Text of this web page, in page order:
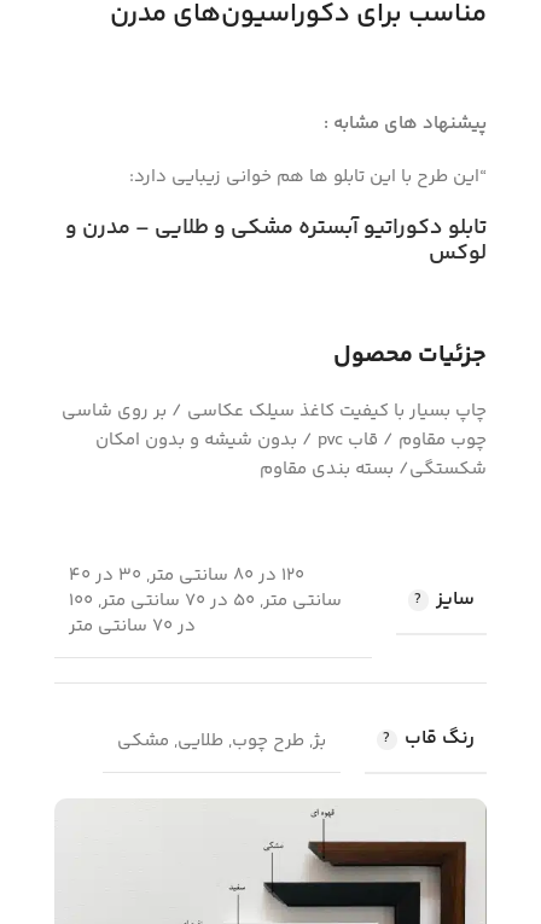
مناسب برای دکوراسیون‌های مدرن
پیشنهاد های مشابه :
“این طرح با این تابلو ها هم خوانی زیبایی دارد:
تابلو دکوراتیو آبستره مشکی و طلایی – مدرن و
لوکس
جزئیات محصول
چاپ بسیار با کیفیت کاغذ سیلک عکاسی / بر روی شاسی
چوب مقاوم / قاب pvc / بدون شیشه و بدون امکان
شکستگی/ بسته بندی مقاوم
سایز
120 در 80 سانتی متر, 30 در 40
سانتی متر, 50 در 70 سانتی متر, 100
در 70 سانتی متر
رنگ قاب بژ, طرح چوب, طلایی, مشکی